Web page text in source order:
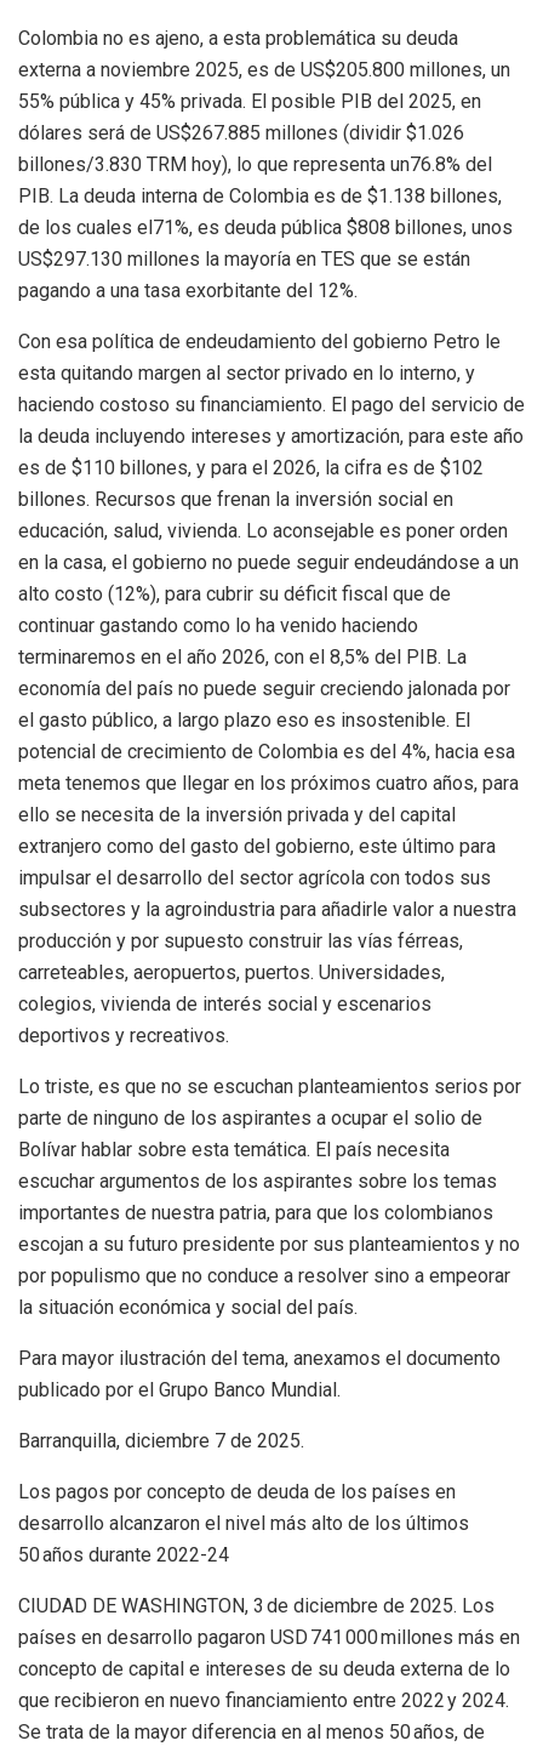
Colombia no es ajeno, a esta problemática su deuda
externa a noviembre 2025, es de US$205.800 millones, un
55% pública y 45% privada. El posible PIB del 2025, en
dólares será de US$267.885 millones (dividir $1.026
billones/3.830 TRM hoy), lo que representa un76.8% del
PIB. La deuda interna de Colombia es de $1.138 billones,
de los cuales el71%, es deuda pública $808 billones, unos
US$297.130 millones la mayoría en TES que se están
pagando a una tasa exorbitante del 12%.
Con esa política de endeudamiento del gobierno Petro le
esta quitando margen al sector privado en lo interno, y
haciendo costoso su financiamiento. El pago del servicio de
la deuda incluyendo intereses y amortización, para este año
es de $110 billones, y para el 2026, la cifra es de $102
billones. Recursos que frenan la inversión social en
educación, salud, vivienda. Lo aconsejable es poner orden
en la casa, el gobierno no puede seguir endeudándose a un
alto costo (12%), para cubrir su déficit fiscal que de
continuar gastando como lo ha venido haciendo
terminaremos en el año 2026, con el 8,5% del PIB. La
economía del país no puede seguir creciendo jalonada por
el gasto público, a largo plazo eso es insostenible. El
potencial de crecimiento de Colombia es del 4%, hacia esa
meta tenemos que llegar en los próximos cuatro años, para
ello se necesita de la inversión privada y del capital
extranjero como del gasto del gobierno, este último para
impulsar el desarrollo del sector agrícola con todos sus
subsectores y la agroindustria para añadirle valor a nuestra
producción y por supuesto construir las vías férreas,
carreteables, aeropuertos, puertos. Universidades,
colegios, vivienda de interés social y escenarios
deportivos y recreativos.
Lo triste, es que no se escuchan planteamientos serios por
parte de ninguno de los aspirantes a ocupar el solio de
Bolívar hablar sobre esta temática. El país necesita
escuchar argumentos de los aspirantes sobre los temas
importantes de nuestra patria, para que los colombianos
escojan a su futuro presidente por sus planteamientos y no
por populismo que no conduce a resolver sino a empeorar
la situación económica y social del país.
Para mayor ilustración del tema, anexamos el documento
publicado por el Grupo Banco Mundial.
Barranquilla, diciembre 7 de 2025.
Los pagos por concepto de deuda de los países en
desarrollo alcanzaron el nivel más alto de los últimos
50 años durante 2022-24
CIUDAD DE WASHINGTON, 3 de diciembre de 2025. Los
países en desarrollo pagaron USD 741 000 millones más en
concepto de capital e intereses de su deuda externa de lo
que recibieron en nuevo financiamiento entre 2022 y 2024.
Se trata de la mayor diferencia en al menos 50 años, de